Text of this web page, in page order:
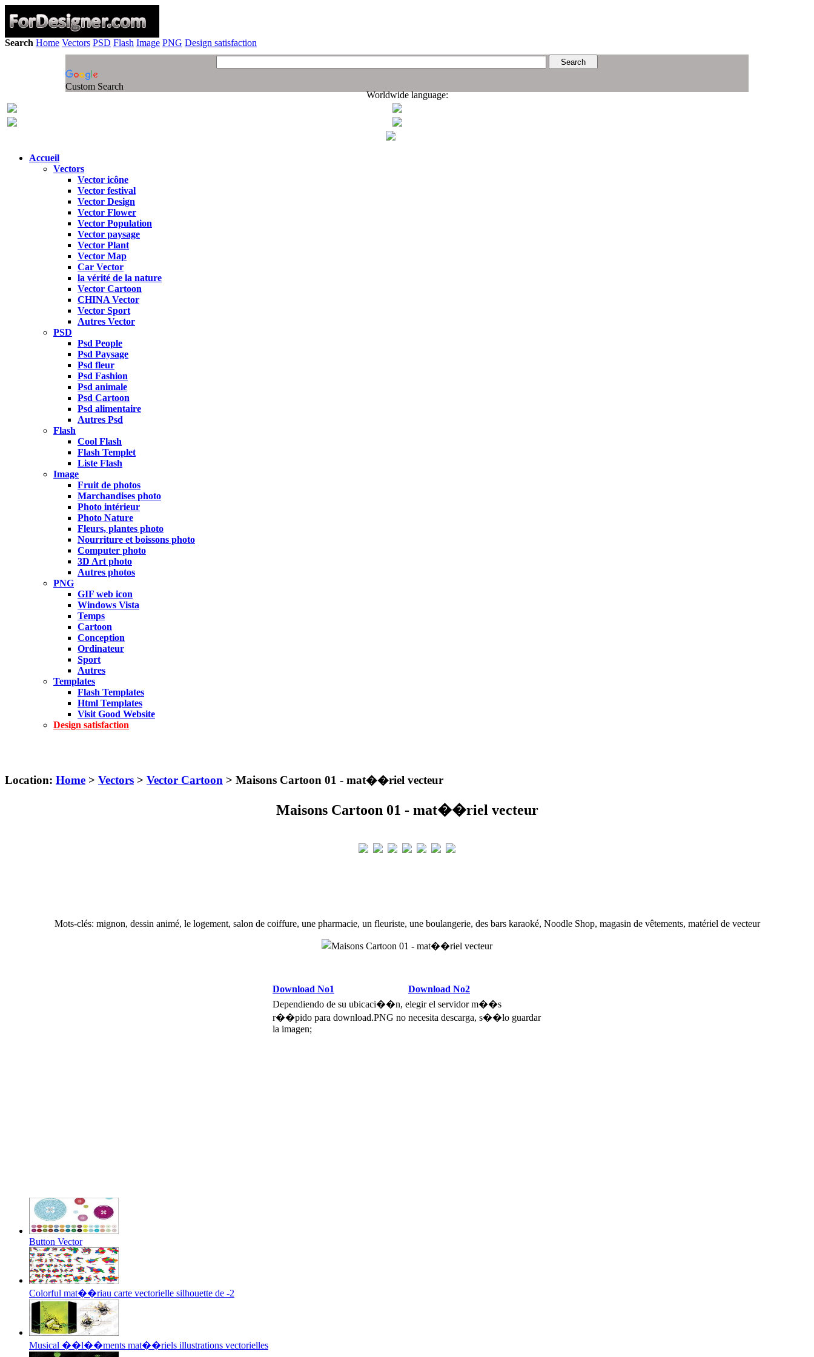
Search Home Vectors PSD Flash Image PNG Design satisfaction
Custom Search
Worldwide language:
Accueil
Vectors
Vector icône
Vector festival
Vector Design
Vector Flower
Vector Population
Vector paysage
Vector Plant
Vector Map
Car Vector
la vérité de la nature
Vector Cartoon
CHINA Vector
Vector Sport
Autres Vector
PSD
Psd People
Psd Paysage
Psd fleur
Psd Fashion
Psd animale
Psd Cartoon
Psd alimentaire
Autres Psd
Flash
Cool Flash
Flash Templet
Liste Flash
Image
Fruit de photos
Marchandises photo
Photo intérieur
Photo Nature
Fleurs, plantes photo
Nourriture et boissons photo
Computer photo
3D Art photo
Autres photos
PNG
GIF web icon
Windows Vista
Temps
Cartoon
Conception
Ordinateur
Sport
Autres
Templates
Flash Templates
Html Templates
Visit Good Website
Design satisfaction
Location: Home > Vectors > Vector Cartoon > Maisons Cartoon 01 - mat��riel vecteur
Maisons Cartoon 01 - mat��riel vecteur
Mots-clés: mignon, dessin animé, le logement, salon de coiffure, une pharmacie, un fleuriste, une boulangerie, des bars karaoké, Noodle Shop, magasin de vêtements, matériel de vecteur
Download No1
Download No2
Dependiendo de su ubicaci��n, elegir el servidor m��s
r��pido para download.PNG no necesita descarga, s��lo guardar
la imagen;
Button Vector
Colorful mat��riau carte vectorielle silhouette de -2
Musical ��l��ments mat��riels illustrations vectorielles